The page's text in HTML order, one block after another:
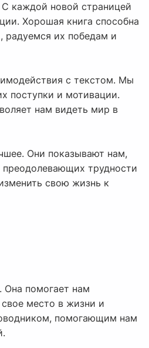
С каждой новой страницей
Хорошая книга способна
радуемся их победам и
с текстом. Мы
поступки и мотивации.
нам видеть мир в
Они показывают нам,
преодолевающих трудности
свою жизнь к
Она помогает нам
место в жизни и
помогающим нам